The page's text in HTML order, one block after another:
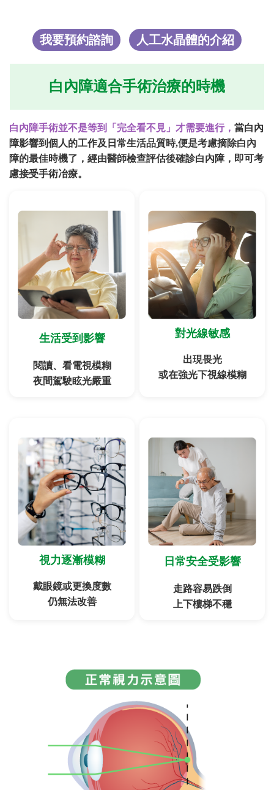
我要預約諮詢 人工水晶體的介紹
白內障適合手術治療的時機
白內障手術並不是等到「完全看不見」才需要進行， 當白內
障影響到個人的工作及日常生活品質時,便是考慮摘除白內
障的最佳時機了， 經由醫師檢查評估後確診白內障，即可考
慮接受手術冶療。
生活受到影響
閱讀、看電視模糊
夜間駕駛眩光嚴重
對光線敏感
出現畏光
或在強光下視線模糊
視力逐漸模糊
戴眼鏡或更換度數
仍無法改善
日常安全受影響
走路容易跌倒
上下樓梯不穩